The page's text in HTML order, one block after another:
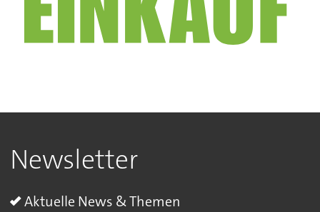
Newsletter
Aktuelle News & Themen